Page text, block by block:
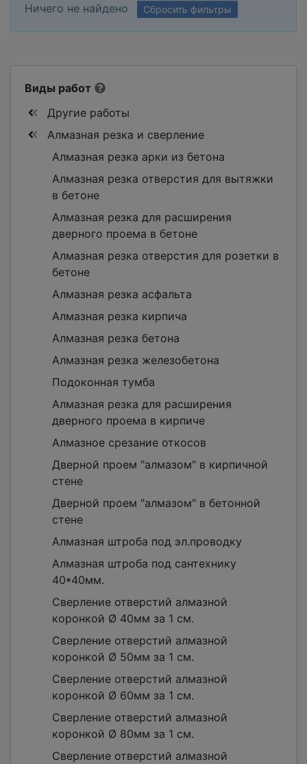
Ничего не найдено Сбросить фильтры
Виды работ
Другие работы
Алмазная резка и сверление
Алмазная резка арки из бетона
Алмазная резка отверстия для вытяжки
в бетоне
Алмазная резка для расширения
дверного проема в бетоне
Алмазная резка отверстия для розетки в
бетоне
Алмазная резка асфальта
Алмазная резка кирпича
Алмазная резка бетона
Алмазная резка железобетона
Подоконная тумба
Алмазная резка для расширения
дверного проема в кирпиче
Алмазное срезание откосов
Дверной проем "алмазом" в кирпичной
стене
Дверной проем "алмазом" в бетонной
стене
Алмазная штроба под эл.проводку
Алмазная штроба под сантехнику
40*40мм.
Сверление отверстий алмазной
коронкой Ø 40мм за 1 см.
Сверление отверстий алмазной
коронкой Ø 50мм за 1 см.
Сверление отверстий алмазной
коронкой Ø 60мм за 1 см.
Сверление отверстий алмазной
коронкой Ø 80мм за 1 см.
Сверление отверстий алмазной